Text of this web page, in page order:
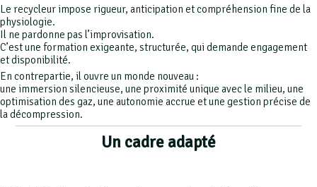
Le recycleur impose rigueur, anticipation et compréhension fine de la
physiologie.
Il ne pardonne pas l’improvisation.
C’est une formation exigeante, structurée, qui demande engagement
et disponibilité.
En contrepartie, il ouvre un monde nouveau :
une immersion silencieuse, une proximité unique avec le milieu, une
optimisation des gaz, une autonomie accrue et une gestion précise de
la décompression.
Un cadre adapté